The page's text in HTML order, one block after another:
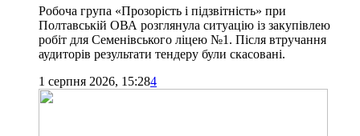
Робоча група «Прозорість і підзвітність» при
Полтавській ОВА розглянула ситуацію із закупівлею
робіт для Семенівського ліцею №1. Після втручання
аудиторів результати тендеру були скасовані.
1 серпня 2026, 15:284